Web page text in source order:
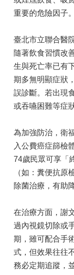
重要的危險因子。
臺北市立聯合醫
隨著飲食習慣改
生與死亡率已有
期多無明顯症狀
誤診斷。若出現
或吞嚥困難等症
為加強防治，衛
入公費癌症篩檢
74歲民眾可享「
（如：糞便抗原
除菌治療，有助
在治療方面，謝
過內視鏡切除或
期，雖可配合手
式，但效果往往
務必定期追蹤，